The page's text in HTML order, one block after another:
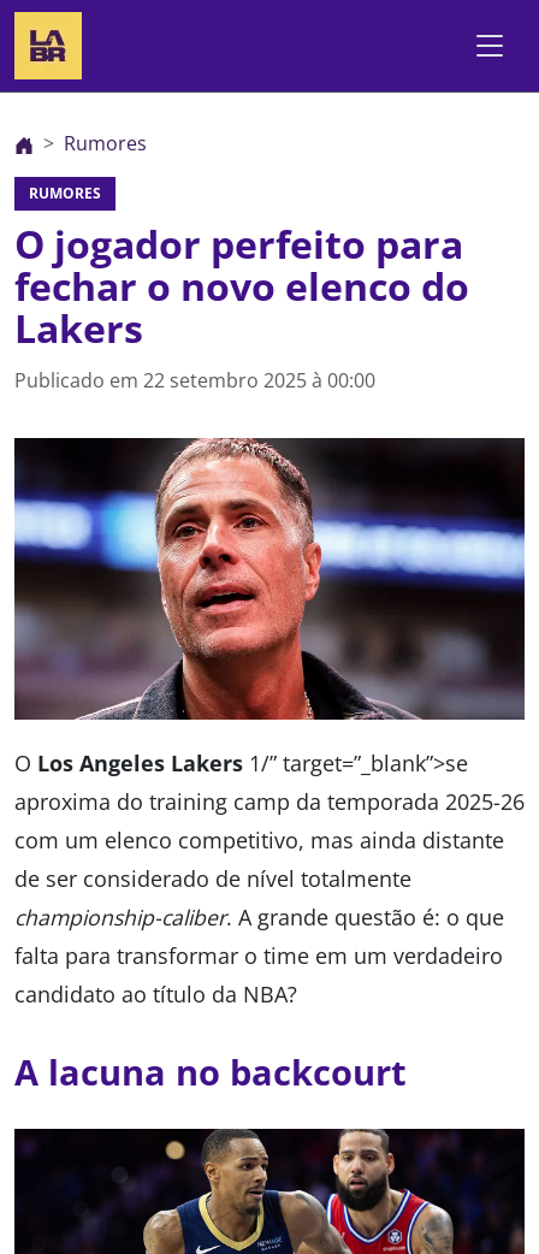
Rumores
RUMORES
O jogador perfeito para
fechar o novo elenco do
Lakers
Publicado em 22 setembro 2025 à 00:00
O Los Angeles Lakers 1/” target=”_blank”>se
aproxima do training camp da temporada 2025-26
com um elenco competitivo, mas ainda distante
de ser considerado de nível totalmente
championship-caliber. A grande questão é: o que
falta para transformar o time em um verdadeiro
candidato ao título da NBA?
A lacuna no backcourt